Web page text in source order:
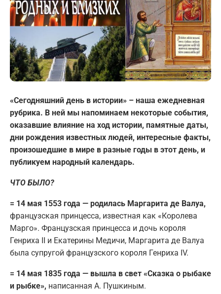
«Сегодняшний день в истории» – наша ежедневная
рубрика. В ней мы напоминаем некоторые события,
оказавшие влияние на ход истории, памятные даты,
дни рождения известных людей, интересные факты,
произошедшие в мире в разные годы в этот день, и
публикуем народный календарь.
ЧТО БЫЛО?
= 14 мая 1553 года — родилась Маргарита де Валуа,
французская принцесса, известная как «Королева
Марго». Французская принцесса и дочь короля
Генриха II и Екатерины Медичи, Маргарита де Валуа
была супругой французского короля Генриха IV.
= 14 мая 1835 года — вышла в свет «Сказка о рыбаке
и рыбке», написанная А. Пушкиным.